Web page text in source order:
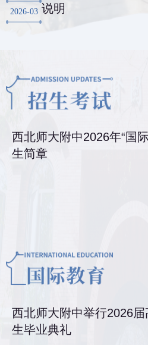
2026-03 说明
西北师大附中2026年“国
生简章
西北师大附中举行2026
生毕业典礼